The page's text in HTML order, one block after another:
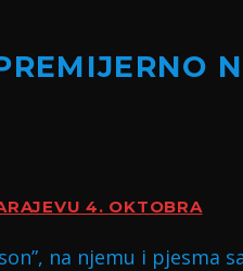
4. OKTOBRA